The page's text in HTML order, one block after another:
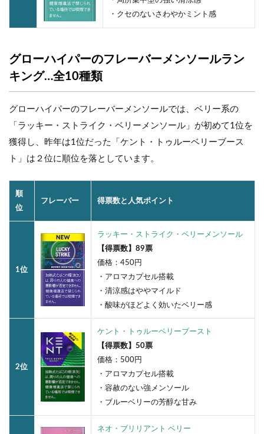
・クセのないさわやかミント感
グローハイパーのフレーバーメンソールラン
キング…全10種類
グローハイパーのフレーバーメンソールでは、ベリー系の
「ラッキー・ストライク・ベリーメンソール」が初めて1位を
獲得し、昨年は1位だった「ケント・トゥルーベリーブース
ト」は２位に順位を落としています。
順
位
フレーバー 得票数と人気ポイント
1位
ラッキー・ストライク・ベリーメンソール
【得票数】89票
価格：450円
・アロマカプセル搭載
・清涼感はややマイルド
・酸味がほどよく効いたベリー感
2位
ケント・トゥルーベリーブースト
【得票数】50票
価格：500円
・アロマカプセル搭載
・容赦のない強メンソール
・ブルーベリーの芳醇な甘み
ネオ・ブリリアント ベリー